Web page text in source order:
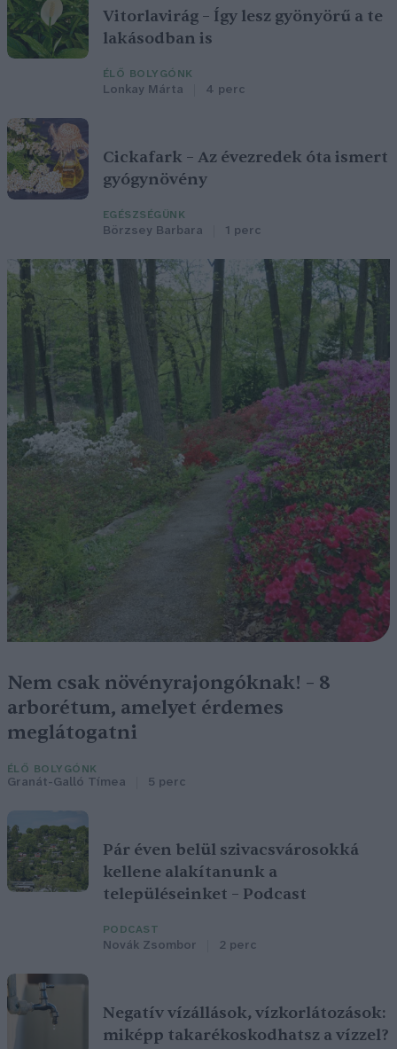
Vitorlavirág – Így lesz gyönyörű a te
lakásodban is
ÉLŐ BOLYGÓNK
Lonkay Márta 4 perc
Cickafark – Az évezredek óta ismert
gyógynövény
EGÉSZSÉGÜNK
Börzsey Barbara 1 perc
Nem csak növényrajongóknak! – 8
arborétum, amelyet érdemes
meglátogatni
ÉLŐ BOLYGÓNK
Granát-Galló Tímea 5 perc
Pár éven belül szivacsvárosokká
kellene alakítanunk a
településeinket – Podcast
PODCAST
Novák Zsombor 2 perc
Negatív vízállások, vízkorlátozások:
miképp takarékoskodhatsz a vízzel?